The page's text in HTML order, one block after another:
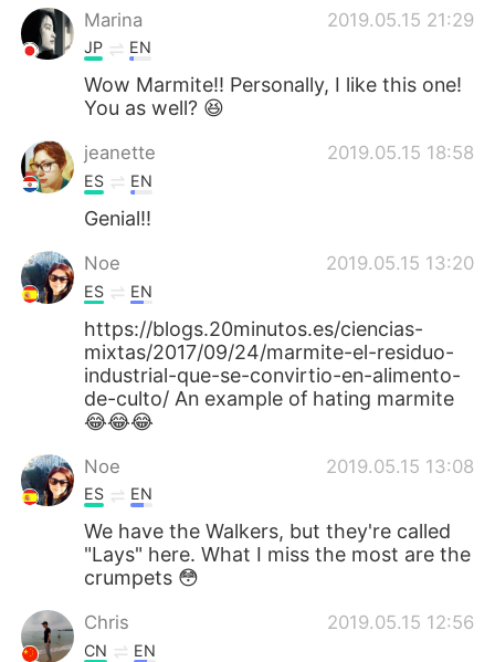
Marina
2019.05.15 21:29
JP EN
Wow Marmite!! Personally, I like this one!
You as well? 😆
jeanette 2019.05.15 18:58
ES EN
Genial!!
Noe 2019.05.15 13:20
ES EN
https://blogs.20minutos.es/ciencias-
mixtas/2017/09/24/marmite-el-residuo-
industrial-que-se-convirtio-en-alimento-
de-culto/ An example of hating marmite
😂😂😂
Noe 2019.05.15 13:08
ES EN
We have the Walkers, but they're called
"Lays" here. What I miss the most are the
crumpets 😳
Chris 2019.05.15 12:56
CN EN